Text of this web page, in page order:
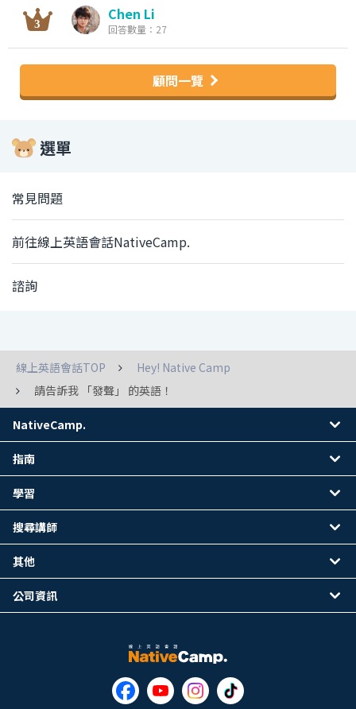
Chen Li
回答數量：27
顧問一覽
選單
常見問題
前往線上英語會話NativeCamp.
諮詢
線上英語會話TOP
Hey! Native Camp
請告訴我 「發聲」 的英語！
NativeCamp.
指南
學習
搜尋講師
其他
公司資訊